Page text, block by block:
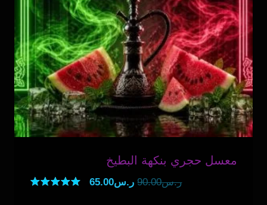
معسل حجري بنكهة البطيخ
ر.س90.00 السعر
ر.س65.00السعر